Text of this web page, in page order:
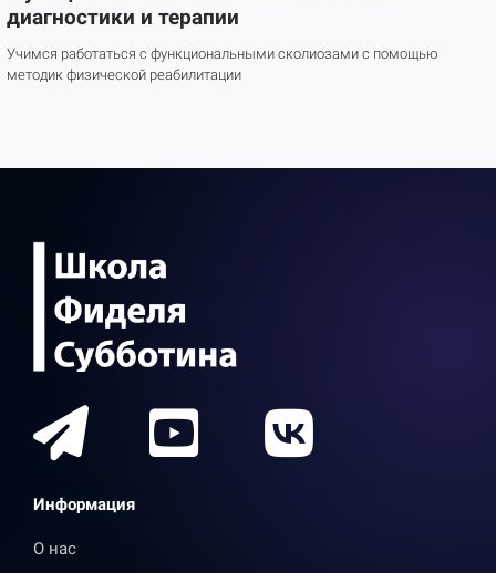
диагностики и терапии
Учимся работаться с функциональными сколиозами с помощью
методик физической реабилитации
Информация
О нас